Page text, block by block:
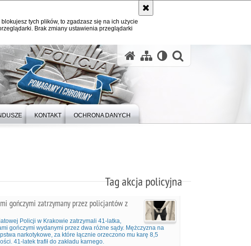
tych plików, to zgadzasz się na ich użycie
Brak zmiany ustawienia przeglądarki
KONTAKT OCHRONA DANYCH
Tag akcja policyjna
gończymi zatrzymany przez policjantów z
Policji w Krakowie zatrzymali 41-latka,
gończymi wydanymi przez dwa różne sądy. Mężczyzna na
narkotykowe, za które łącznie orzeczono mu karę 8,5
41-latek trafił do zakładu karnego.